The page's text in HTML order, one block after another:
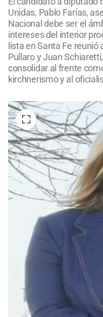
Unidas, Pablo Farías,
Nacional debe ser el
intereses del interior
lista en Santa Fe
Pullaro y Juan
consolidar al frente
kirchnerismo y al